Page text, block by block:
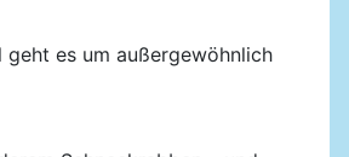
geht es um außergewöhnlich